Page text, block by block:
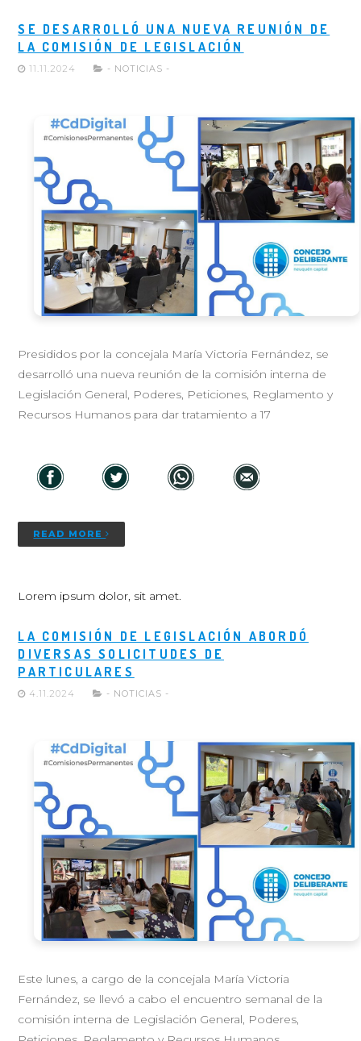
SE DESARROLLÓ UNA NUEVA REUNIÓN DE
LA COMISIÓN DE LEGISLACIÓN
11.11.2024 - NOTICIAS -
Presididos por la concejala María Victoria Fernández, se
desarrolló una nueva reunión de la comisión interna de
Legislación General, Poderes, Peticiones, Reglamento y
Recursos Humanos para dar tratamiento a 17
READ MORE
Lorem ipsum dolor, sit amet.
LA COMISIÓN DE LEGISLACIÓN ABORDÓ
DIVERSAS SOLICITUDES DE
PARTICULARES
4.11.2024 - NOTICIAS -
Este lunes, a cargo de la concejala María Victoria
Fernández, se llevó a cabo el encuentro semanal de la
comisión interna de Legislación General, Poderes,